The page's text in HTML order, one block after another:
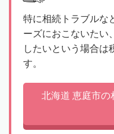
特に相続トラブルな
ーズにおこないたい
したいという場合は
す。
北海道 恵庭市の